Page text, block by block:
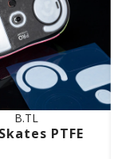
B.TL
PTFE